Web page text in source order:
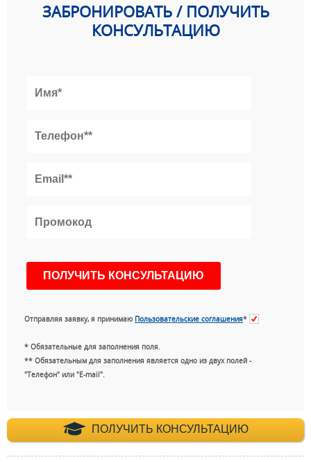
ЗАБРОНИРОВАТЬ / ПОЛУЧИТЬ
КОНСУЛЬТАЦИЮ
Отправляя заявку, я принимаю Пользовательские соглашения*
* Обязательные для заполнения поля.
** Обязательным для заполнения является одно из двух полей -
"Телефон" или "E-mail".
ПОЛУЧИТЬ КОНСУЛЬТАЦИЮ
+7 (495) 660-35-